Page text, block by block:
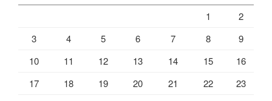
1
2
3
4 5 6 7 8
9
10
11 12 13 14 15
16
17
18 19 20 21 22
23